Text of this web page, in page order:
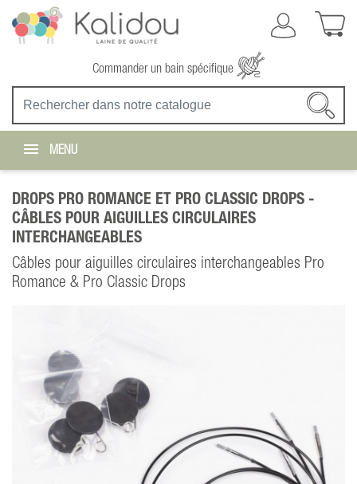
Commander un bain spécifique
MENU
DROPS PRO ROMANCE ET PRO CLASSIC DROPS -
CÂBLES POUR AIGUILLES CIRCULAIRES
INTERCHANGEABLES
Câbles pour aiguilles circulaires interchangeables Pro
Romance & Pro Classic Drops